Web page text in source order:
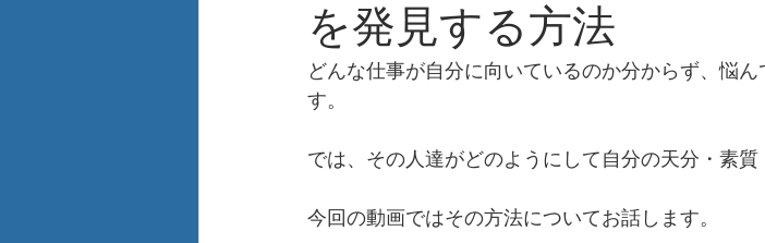
を発見する方法
どんな仕事が自分に向いているのか分からず、悩
す。
では、その人達がどのようにして自分の天分・素
今回の動画ではその方法についてお話します。